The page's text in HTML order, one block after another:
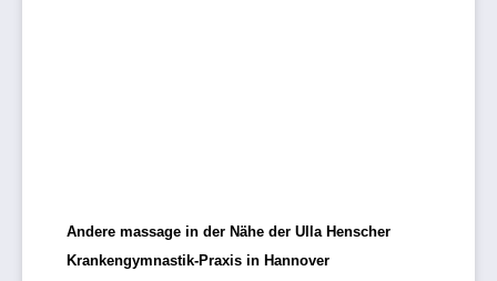
Andere massage in der Nähe der Ulla Henscher
Krankengymnastik-Praxis in Hannover